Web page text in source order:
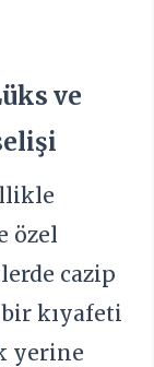
ve
özel
cazip
kıyafeti
yerine